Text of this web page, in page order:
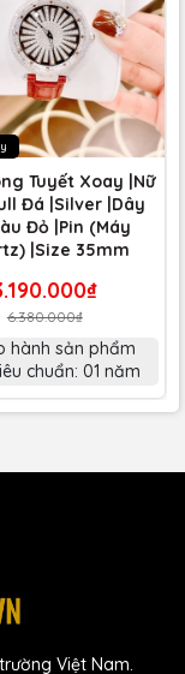
Tuyết Xoay |Nữ
Đá |Silver |Dây
Đỏ |Pin (Máy
|Size 35mm
6.380.000₫
hành sản phẩm
chuẩn: 01 năm
Việt Nam.